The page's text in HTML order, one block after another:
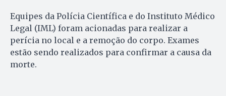
Equipes da Polícia Científica e do Instituto Médico
Legal (IML) foram acionadas para realizar a
perícia no local e a remoção do corpo. Exames
estão sendo realizados para confirmar a causa da
morte.